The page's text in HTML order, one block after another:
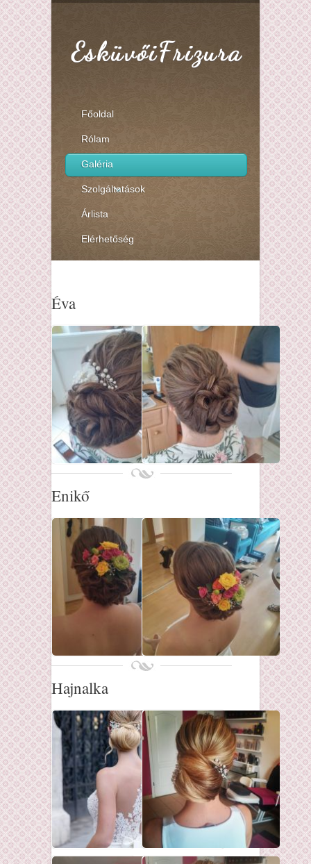
Főoldal
Rólam
Galéria
Szolgáltatások
Árlista
Elérhetőség
Éva
Enikő
Hajnalka